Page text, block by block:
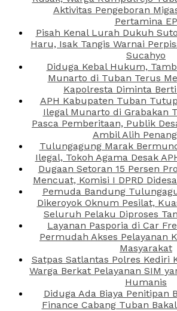
Aktivitas Pengeboran
Pertamina EP
Pisah Kenal Lurah Dukuh
Haru, Isak Tangis Warnai
Sucahyo
Diduga Kebal Hukum,
Munarto di Tuban Terus
Kapolresta Diminta
APH Kabupaten Tuban
Ilegal Munarto di Grabakan
Pasca Pemberitaan, Publik
Ambil Alih
Tulungagung Marak
Ilegal, Tokoh Agama Desak
Dugaan Setoran 15 Persen
Mencuat, Komisi I DPRD
Pemuda Bandung
Dikeroyok Oknum Pesilat,
Seluruh Pelaku Diproses
Layanan Pasporia di Car
Permudah Akses Pelayanan
Masyarakat
Satpas Satlantas Polres Kediri
Warga Berkat Pelayanan SIM
Humanis
Diduga Ada Biaya Penitipan
Finance Cabang Tuban